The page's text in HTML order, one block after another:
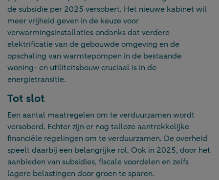
de subsidie per 2025 versobert. Het nieuwe kabinet wil
meer vrijheid geven in de keuze voor
verwarmingsinstallaties ondanks dat verdere
elektrificatie van de gebouwde omgeving en de
opschaling van warmtepompen in de bestaande
woning- en utiliteitsbouw cruciaal is in de
energietransitie.
Tot slot
Een aantal maatregelen om te verduurzamen wordt
versoberd. Echter zijn er nog talloze aantrekkelijke
financiële regelingen om te verduurzamen. De overheid
speelt daarbij een belangrijke rol. Ook in 2025, door het
aanbieden van subsidies, fiscale voordelen en zelfs
lagere belastingen door groen te sparen.